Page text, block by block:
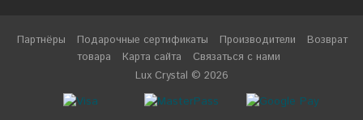
Партнёры Подарочные сертификаты Производители
Возврат
товара
Карта сайта
Связаться с нами
Lux Crystal © 2026